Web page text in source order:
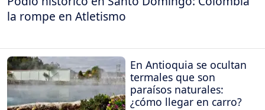
la rompe en Atletismo
En Antioquia se ocultan
termales que son
paraísos naturales:
¿cómo llegar en carro?